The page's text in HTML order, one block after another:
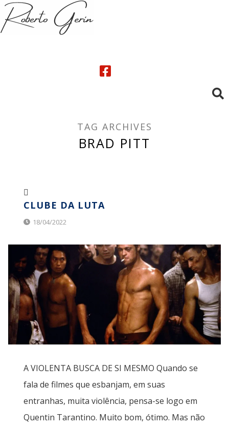
TAG ARCHIVES
BRAD PITT
CLUBE DA LUTA
18/04/2022
A VIOLENTA BUSCA DE SI MESMO Quando se
fala de filmes que esbanjam, em suas
entranhas, muita violência, pensa-se logo em
Quentin Tarantino. Muito bom, ótimo. Mas não